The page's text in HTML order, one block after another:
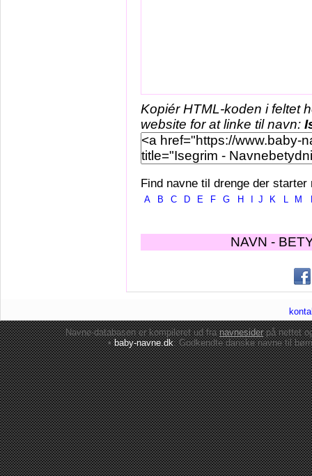
Kopiér HTML-koden i feltet
website for at linke til navn:
Find navne til drenge der starter
A B C D E F G H J K L M
NAVN -
Navne-databasen er kompileret ud franavnesiderpå nettet
•baby-navne.dk: Godkendte danskenavne til børn